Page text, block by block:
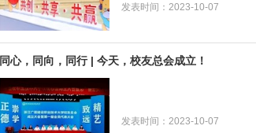
发表时间：2023-10-07
同心，同向，同行 | 今天，校友总会成立！
发表时间：2023-10-07